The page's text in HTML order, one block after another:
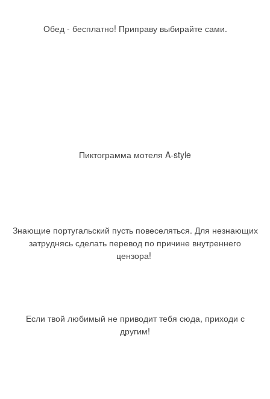
Обед - бесплатно! Приправу выбирайте сами.
Пиктограмма мотеля A-style
Знающие португальский пусть повеселяться. Для незнающих
затруднясь сделать перевод по причине внутреннего
цензора!
Если твой любимый не приводит тебя сюда, приходи с
другим!